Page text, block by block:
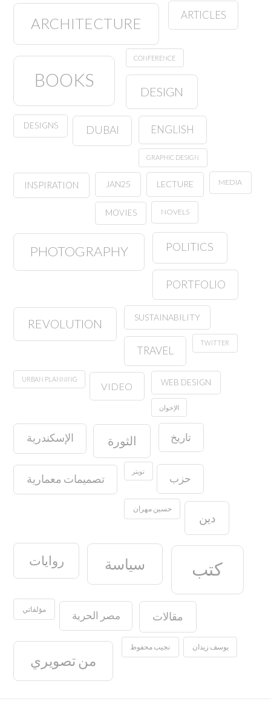
ARCHITECTURE
ARTICLES
BOOKS
CONFERENCE
DESIGN
DESIGNS DUBAI ENGLISH
GRAPHIC DESIGN
INSPIRATION JAN25 LECTURE MEDIA
MOVIES NOVELS
PHOTOGRAPHY POLITICS
PORTFOLIO
REVOLUTION SUSTAINABILITY
TRAVEL
TWITTER
URBAN PLANNING
VIDEO WEB DESIGN
الإخوان
الإسكندرية الثورة تاريخ
تصميمات معمارية
تويتر
حزب
حسين مهران
دين
روايات سياسة كتب
مؤلفاتي مصر الحرية مقالات
من تصويري
نجيب محفوظ يوسف زيدان